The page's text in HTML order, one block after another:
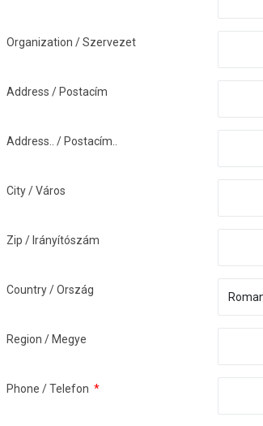
Organization / Szervezet
Address / Postacím
Address.. / Postacím..
City / Város
Zip / Irányítószám
Country / Ország
Region / Megye
Phone / Telefon *